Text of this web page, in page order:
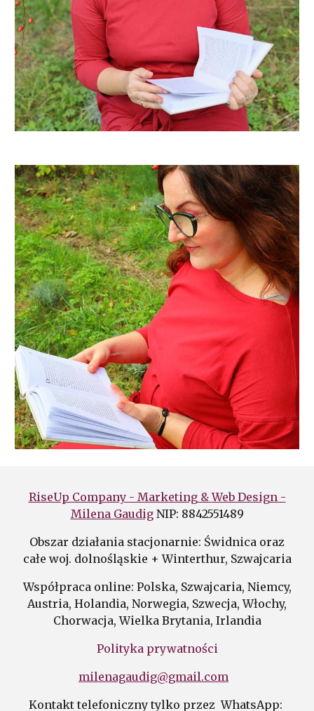
RiseUp Company - Marketing & Web Design -
Milena Gaudig NIP: 8842551489
Obszar działania stacjonarnie: Świdnica oraz
całe woj. dolnośląskie + Winterthur, Szwajcaria
Współpraca online: Polska, Szwajcaria, Niemcy,
Austria, Holandia, Norwegia, Szwecja, Włochy,
Chorwacja, Wielka Brytania, Irlandia
Polityka prywatności
milenagaudig@gmail.com
Kontakt telefoniczny tylko przez WhatsApp: